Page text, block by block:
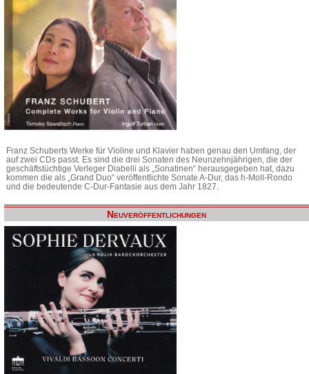
Franz Schuberts Werke für Violine und Klavier haben genau den Umfang, der
auf zwei CDs passt. Es sind die drei Sonaten des Neunzehnjährigen, die der
geschäftstüchtige Verleger Diabelli als „Sonatinen“ herausgegeben hat, dazu
kommen die als „Grand Duo“ veröffentlichte Sonate A-Dur, das h-Moll-Rondo
und die bedeutende C-Dur-Fantasie aus dem Jahr 1827.
Neuveröffentlichungen